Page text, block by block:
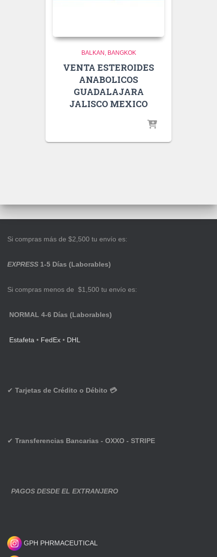
BALKAN BANGKOK
VENTA ESTEROIDES
ANABOLICOS
GUADALAJARA
JALISCO MEXICO
Si compras más de $2,500 tu envío es:
EXPRESS 1-5 Días (Laborables)
Si compras menos de $1,500 tu envío es:
NORMAL 4-6 Días (Laborables)
Estafeta • FedEx • DHL
✔ Tarjetas de Crédito o Débito 💳
✔ Transferencias Bancarias - OXXO - STRIPE
PAGOS DESDE EL EXTRANJERO
GPH PHRMACEUTICAL